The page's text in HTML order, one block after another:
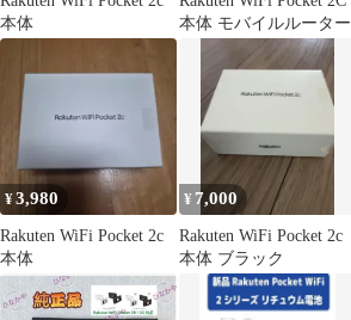
本体
本体 モバイルルーター
¥3,980
Rakuten WiFi Pocket 2c
本体
¥ 7,000
Rakuten WiFi Pocket 2c
本体 ブラック